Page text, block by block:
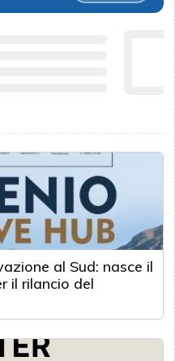
al Sud: nasce il
il rilancio del